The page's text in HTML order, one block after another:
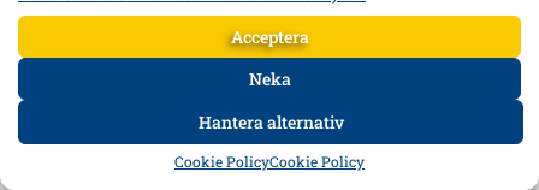
Lagra och/eller få åtkomst till information på en enhet, Mäta
reklamprestanda, Mäta innehållsprestanda, Förstå målgrupper
genom statistik eller kombinationer av data från olika källor.
Lagra och/eller få åtkomst till information på en enhet,
Acceptera
Neka
Hantera alternativ
Cookie PolicyCookie Policy
DATA FORUM